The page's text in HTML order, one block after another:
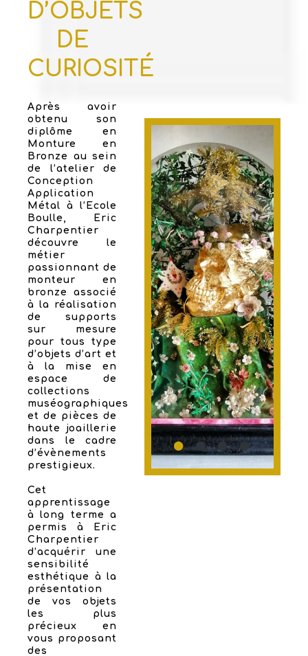
D’OBJETS
DE
CURIOSITÉ
Après avoir
obtenu son
diplôme en
Monture en
Bronze au sein
de l’atelier de
Conception
Application
Métal à l’Ecole
Boulle, Eric
Charpentier
découvre le
métier
passionnant de
monteur en
bronze associé
à la réalisation
de supports
sur mesure
pour tous type
d’objets d’art et
à la mise en
espace de
collections
muséographiques
et de pièces de
haute joaillerie
dans le cadre
d’évènements
prestigieux.
Cet
apprentissage
à long terme a
permis à Eric
Charpentier
d’acquérir une
sensibilité
esthétique à la
présentation
de vos objets
les plus
précieux en
vous proposant
des